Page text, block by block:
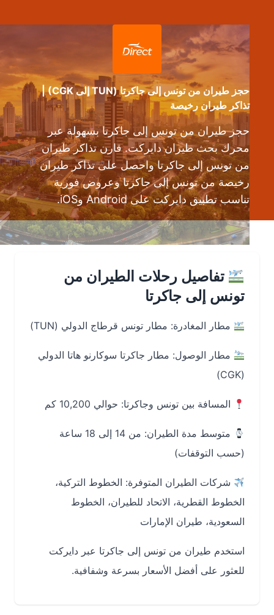
حجز طيران من تونس إلى جاكرتا (TUN إلى CGK) |
تذاكر طيران رخيصة
حجز طيران من تونس إلى جاكرتا بسهولة عبر
محرك بحث طيران دايركت. قارن تذاكر طيران
من تونس إلى جاكرتا واحصل على تذاكر طيران
رخيصة من تونس إلى جاكرتا وعروض فورية
تناسب تطبيق دايركت على Android وiOS.
تفاصيل رحلات الطيران من
تونس إلى جاكرتا
مطار المغادرة: مطار تونس قرطاج الدولي (TUN)
مطار الوصول: مطار جاكرتا سوكارنو هاتا الدولي
المسافة بين تونس وجاكرتا: حوالي 10,200 كم
متوسط مدة الطيران: من 14 إلى 18 ساعة
(حسب التوقفات)
شركات الطيران المتوفرة: الخطوط التركية،
الخطوط القطرية، الاتحاد للطيران، الخطوط
السعودية، طيران الإمارات
استخدم طيران من تونس إلى جاكرتا عبر دايركت
للعثور على أفضل الأسعار بسرعة وشفافية.